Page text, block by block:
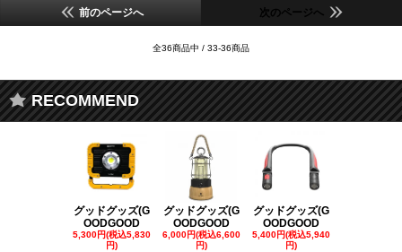
前のページへ 次のページへ
全36商品中 / 33-36商品
RECOMMEND
グッドグッズ(G
OODGOOD
5,300円(税込5,830
円)
グッドグッズ(G
OODGOOD
6,000円(税込6,600
円)
グッドグッズ(G
OODGOOD
5,400円(税込5,940
円)